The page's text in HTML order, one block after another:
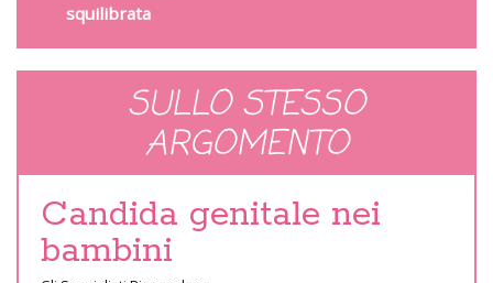
squilibrata
SULLO STESSO
ARGOMENTO
Candida genitale nei
bambini